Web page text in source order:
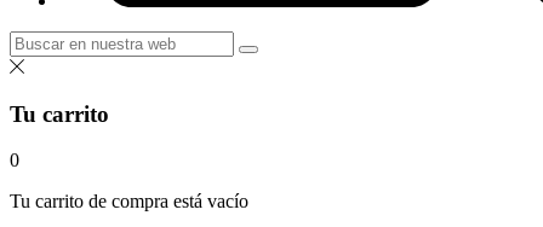
Tu carrito
0
Tu carrito de compra está vacío